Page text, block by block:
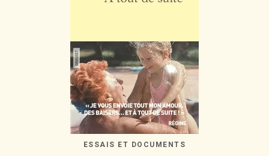
ESSAIS ET DOCUMENTS